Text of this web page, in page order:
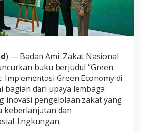
n
y
,
B
A
Z
N
A
S
) — Badan Amil Zakat Nasional
buku berjudul “Green
Implementasi Green Economy di
bagian dari upaya lembaga
inovasi pengelolaan zakat yang
keberlanjutan dan
lingkungan.